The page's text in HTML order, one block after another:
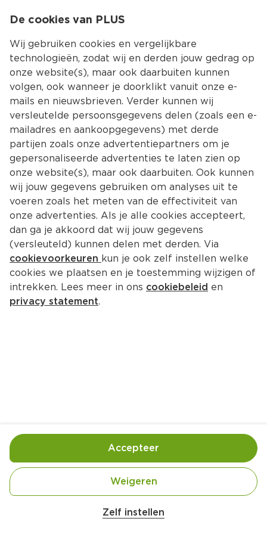
Kies jouw
Ingrediënten Bereiding
De cookies van PLUS
Wij gebruiken cookies en vergelijkbare
technologieën, zodat wij en derden jouw gedrag op
onze website(s), maar ook daarbuiten kunnen
volgen, ook wanneer je doorklikt vanuit onze e-
mails en nieuwsbrieven. Verder kunnen wij
versleutelde persoonsgegevens delen (zoals een e-
mailadres en aankoopgegevens) met derde
partijen zoals onze advertentiepartners om je
gepersonaliseerde advertenties te laten zien op
onze website(s), maar ook daarbuiten. Ook kunnen
wij jouw gegevens gebruiken om analyses uit te
voeren zoals het meten van de effectiviteit van
onze advertenties. Als je alle cookies accepteert,
dan ga je akkoord dat wij jouw gegevens
(versleuteld) kunnen delen met derden. Via
cookievoorkeuren kun je ook zelf instellen welke
cookies we plaatsen en je toestemming wijzigen of
intrekken. Lees meer in ons cookiebeleid en
privacy statement.
Zelf instellen
Weigeren
Accepteer